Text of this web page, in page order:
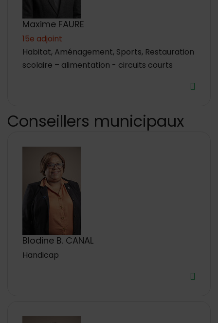
Maxime FAURE
15e adjoint
Habitat, Aménagement, Sports, Restauration
scolaire – alimentation - circuits courts
Conseillers municipaux
Blodine B. CANAL
Handicap